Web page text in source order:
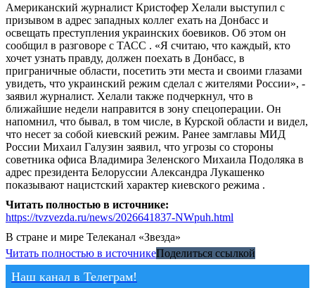
Американский журналист Кристофер Хелали выступил с
призывом в адрес западных коллег ехать на Донбасс и
освещать преступления украинских боевиков. Об этом он
сообщил в разговоре с ТАСС . «Я считаю, что каждый, кто
хочет узнать правду, должен поехать в Донбасс, в
приграничные области, посетить эти места и своими глазами
увидеть, что украинский режим сделал с жителями России», -
заявил журналист. Хелали также подчеркнул, что в
ближайшие недели направится в зону спецоперации. Он
напомнил, что бывал, в том числе, в Курской области и видел,
что несет за собой киевский режим. Ранее замглавы МИД
России Михаил Галузин заявил, что угрозы со стороны
советника офиса Владимира Зеленского Михаила Подоляка в
адрес президента Белоруссии Александра Лукашенко
показывают нацистский характер киевского режима .
Читать полностью в источнике:
https://tvzvezda.ru/news/2026641837-NWpuh.html
В стране и мире Телеканал «Звезда»
Читать полностью в источникеПоделиться ссылкой
Наш канал в Телеграм!